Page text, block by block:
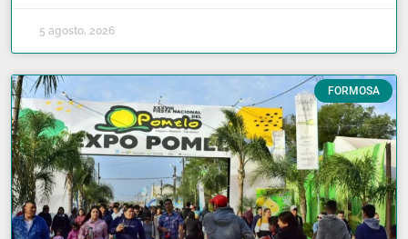
5 agosto, 2026
FORMOSA